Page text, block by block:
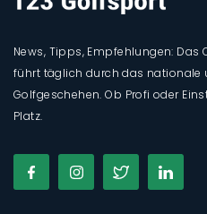
News, Tipps, Empfehlungen: Das
führt täglich durch das nationale
Golfgeschehen. Ob Profi oder
Platz.